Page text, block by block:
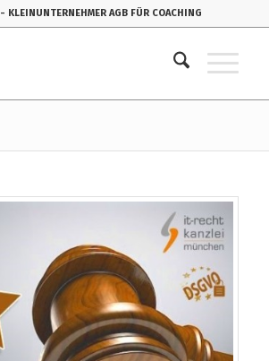
- KLEINUNTERNEHMER AGB FÜR COACHING